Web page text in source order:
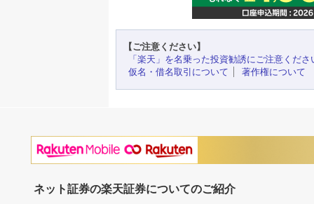
【ご注意ください】
「楽天」を名乗った投資勧誘にご注意くださ
仮名・借名取引について
著作権について
ネット証券の楽天証券についてのご紹介